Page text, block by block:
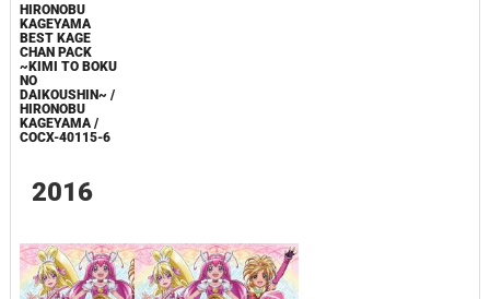
HIRONOBU
KAGEYAMA
BEST KAGE
CHAN PACK
~KIMI TO BOKU
NO
DAIKOUSHIN~ /
HIRONOBU
KAGEYAMA /
COCX-40115-6
2016